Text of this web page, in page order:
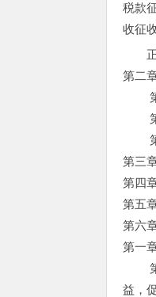
税款
收征
第二
第
第
第
第三
第四
第五
第六
第一
第
益，